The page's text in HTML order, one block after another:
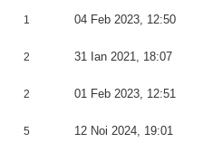
1 04 Feb 2023, 12:50
2 31 Ian 2021, 18:07
2 01 Feb 2023, 12:51
5 12 Noi 2024, 19:01